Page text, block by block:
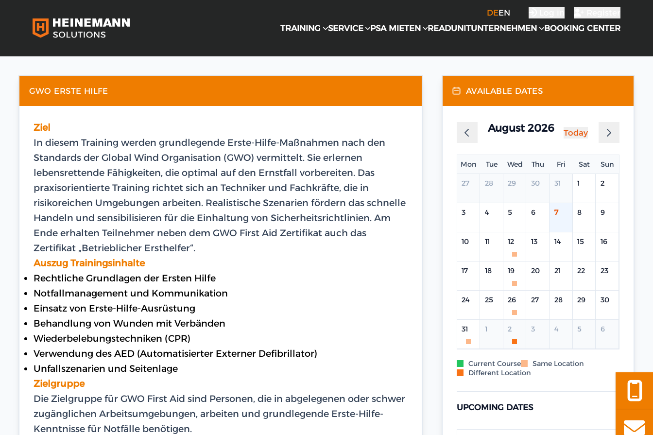
DEEN
TRAINING
SERVICE PSA MIETEN READUNITUNTERNEHMEN BOOKING CENTER
GWO ERSTE HILFE
Ziel
In diesem Training werden grundlegende Erste-Hilfe-Maßnahmen nach den
Standards der Global Wind Organisation (GWO) vermittelt. Sie erlernen
lebensrettende Fähigkeiten, die optimal auf den Ernstfall vorbereiten. Das
praxisorientierte Training richtet sich an Techniker und Fachkräfte, die in
risikoreichen Umgebungen arbeiten. Realistische Szenarien fördern das schnelle
Handeln und sensibilisieren für die Einhaltung von Sicherheitsrichtlinien. Am
Ende erhalten Teilnehmer neben dem GWO First Aid Zertifikat auch das
Zertifikat „Betrieblicher Ersthelfer“.
Auszug Trainingsinhalte
Rechtliche Grundlagen der Ersten Hilfe
Notfallmanagement und Kommunikation
Einsatz von Erste-Hilfe-Ausrüstung
Behandlung von Wunden mit Verbänden
Wiederbelebungstechniken (CPR)
Verwendung des AED (Automatisierter Externer Defibrillator)
Unfallszenarien und Seitenlage
Zielgruppe
Die Zielgruppe für GWO First Aid sind Personen, die in abgelegenen oder schwer
zugänglichen Arbeitsumgebungen, arbeiten und grundlegende Erste-Hilfe-
Kenntnisse für Notfälle benötigen.
AVAILABLE DATES
August 2026 Today
Mon Tue Wed Thu Fri Sat Sun
27 28 29 30 31 1 2
3 4 5 6 7 8 9
10 11 12 13 14 15 16
17 18 19 20 21 22 23
24 25 26 27 28 29 30
31 1 2 3 4 5 6
Current Course
Same Location
Different Location
UPCOMING DATES